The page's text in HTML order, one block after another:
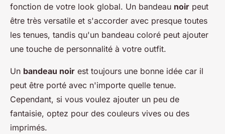
fonction de votre look global. Un bandeau noir peut
être très versatile et s'accorder avec presque toutes
les tenues, tandis qu'un bandeau coloré peut ajouter
une touche de personnalité à votre outfit.
Un bandeau noir est toujours une bonne idée car il
peut être porté avec n'importe quelle tenue.
Cependant, si vous voulez ajouter un peu de
fantaisie, optez pour des couleurs vives ou des
imprimés.